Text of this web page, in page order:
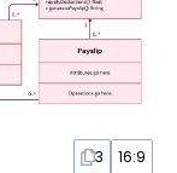
3 16:9